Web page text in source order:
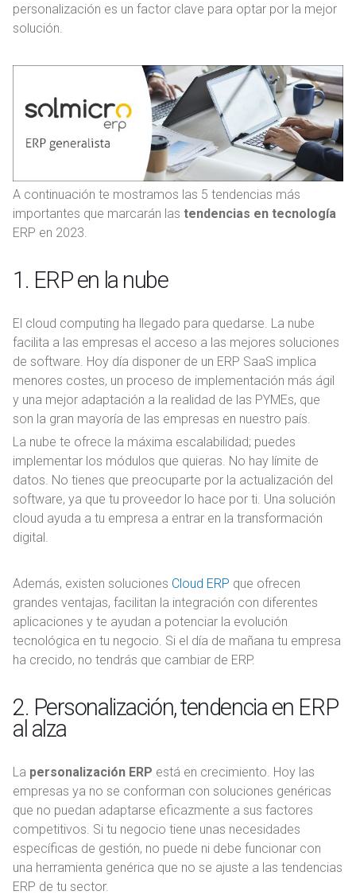
personalización es un factor clave para optar por la mejor
solución.
A continuación te mostramos las 5 tendencias más
importantes que marcarán las tendencias en tecnología
ERP en 2023.
1. ERP en la nube
El cloud computing ha llegado para quedarse. La nube
facilita a las empresas el acceso a las mejores soluciones
de software. Hoy día disponer de un ERP SaaS implica
menores costes, un proceso de implementación más ágil
y una mejor adaptación a la realidad de las PYMEs, que
son la gran mayoría de las empresas en nuestro país.
La nube te ofrece la máxima escalabilidad; puedes
implementar los módulos que quieras. No hay límite de
datos. No tienes que preocuparte por la actualización del
software, ya que tu proveedor lo hace por ti. Una solución
cloud ayuda a tu empresa a entrar en la transformación
digital.
Además, existen soluciones Cloud ERP que ofrecen
grandes ventajas, facilitan la integración con diferentes
aplicaciones y te ayudan a potenciar la evolución
tecnológica en tu negocio. Si el día de mañana tu empresa
ha crecido, no tendrás que cambiar de ERP.
2. Personalización, tendencia en ERP
al alza
La personalización ERP está en crecimiento. Hoy las
empresas ya no se conforman con soluciones genéricas
que no puedan adaptarse eficazmente a sus factores
competitivos. Si tu negocio tiene unas necesidades
específicas de gestión, no puede ni debe funcionar con
una herramienta genérica que no se ajuste a las tendencias
ERP de tu sector.